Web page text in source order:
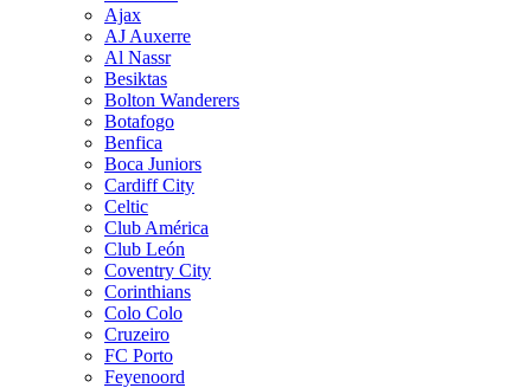
Ajax
AJ Auxerre
Al Nassr
Besiktas
Bolton Wanderers
Botafogo
Benfica
Boca Juniors
Cardiff City
Celtic
Club América
Club León
Coventry City
Corinthians
Colo Colo
Cruzeiro
FC Porto
Feyenoord